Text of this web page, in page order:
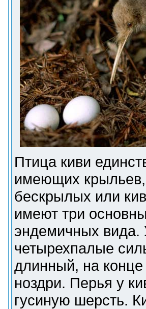
Птица киви
имеющих крыльев,
бескрылых или
имеют три
эндемичных вида.
четырехпалые
длинный, на
ноздри. Перья у
гусиную шерсть.